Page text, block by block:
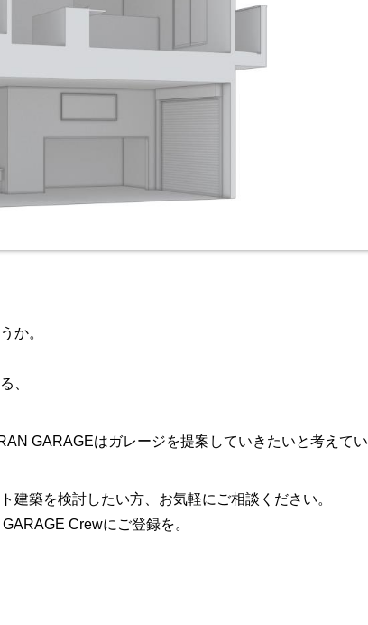
か。
、
GARAGEはガレージを提案していきたいと考えてい
建築を検討したい方、お気軽にご相談ください。
Crewにご登録を。